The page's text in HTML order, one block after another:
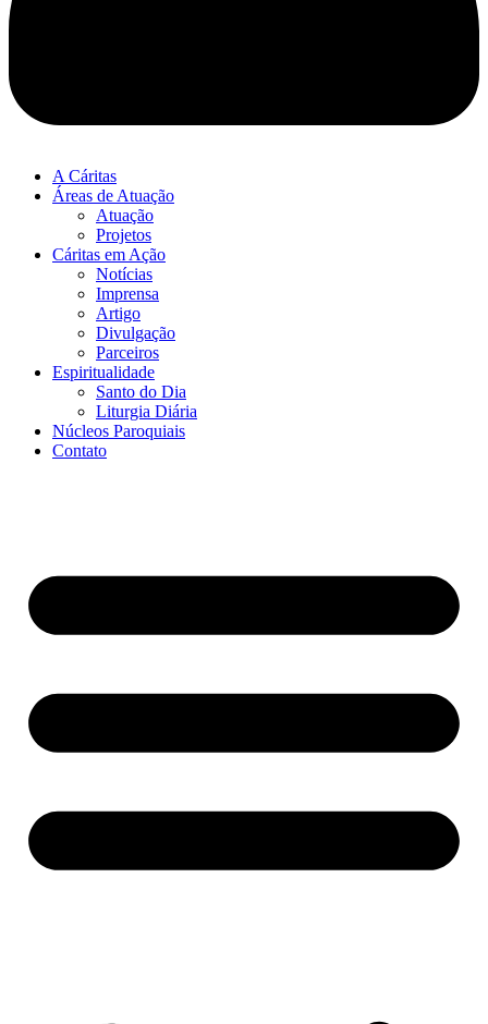
A Cáritas
Áreas de Atuação
Atuação
Projetos
Cáritas em Ação
Notícias
Imprensa
Artigo
Divulgação
Parceiros
Espiritualidade
Santo do Dia
Liturgia Diária
Núcleos Paroquiais
Contato